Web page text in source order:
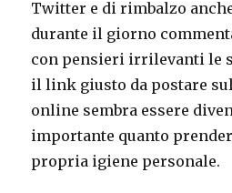
Twitter e di rimbalzo
durante il giorno
con pensieri irrilevanti le
il link giusto da postare
online sembra essere
importante quanto
propria igiene personale.